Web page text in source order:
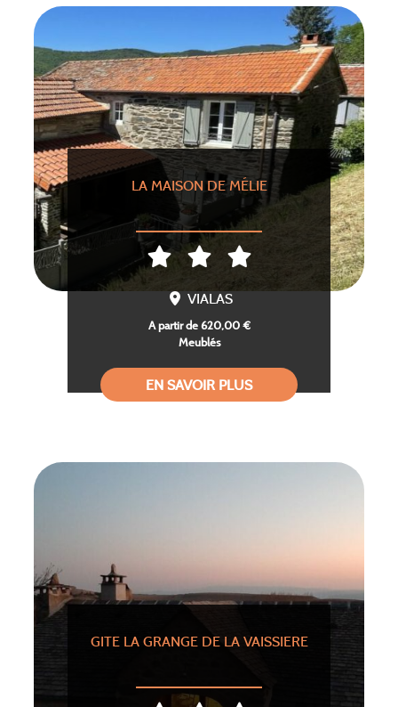
LA MAISON DE MÉLIE
VIALAS
A partir de 620,00 €
Meublés
EN SAVOIR PLUS
GITE LA GRANGE DE LA VAISSIERE